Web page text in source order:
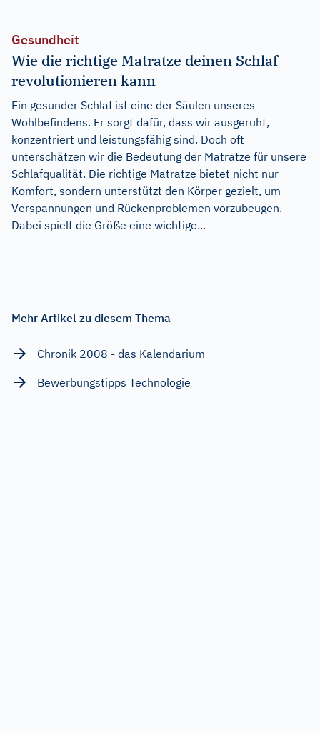
Gesundheit
Wie die richtige Matratze deinen Schlaf
revolutionieren kann
Ein gesunder Schlaf ist eine der Säulen unseres
Wohlbefindens. Er sorgt dafür, dass wir ausgeruht,
konzentriert und leistungsfähig sind. Doch oft
unterschätzen wir die Bedeutung der Matratze für unsere
Schlafqualität. Die richtige Matratze bietet nicht nur
Komfort, sondern unterstützt den Körper gezielt, um
Verspannungen und Rückenproblemen vorzubeugen.
Dabei spielt die Größe eine wichtige...
Mehr Artikel zu diesem Thema
Chronik 2008 - das Kalendarium
Bewerbungstipps Technologie